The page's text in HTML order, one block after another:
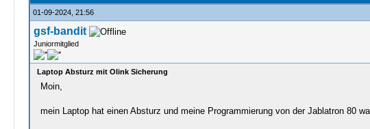
01-09-2024, 21:56
gsf-bandit
Juniormitglied
Laptop Absturz mit Olink Sicherung
Moin,
mein Laptop hat einen Absturz und meine Programmierung von der Jablatron 80